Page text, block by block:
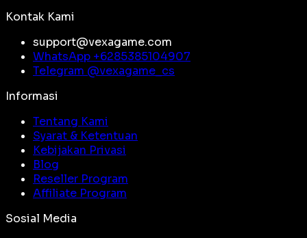
Kontak Kami
support@vexagame.com
WhatsApp +6285385104907
Telegram @vexagame_cs
Informasi
Tentang Kami
Syarat & Ketentuan
Kebijakan Privasi
Blog
Reseller Program
Affiliate Program
Sosial Media